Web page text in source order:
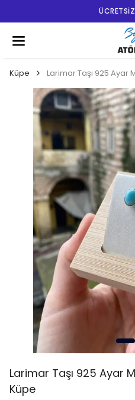
Küpe Larimar Taşı 925 Ayar
Larimar Taşı 925 Ayar
Küpe